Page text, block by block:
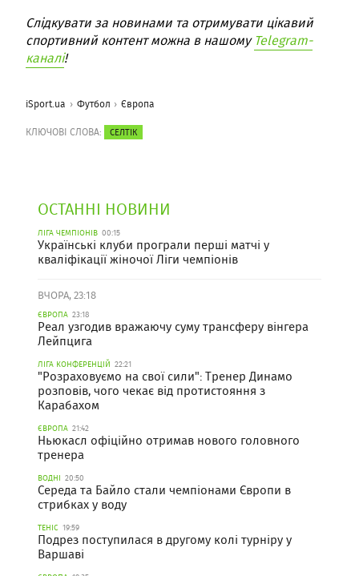
Слідкувати за новинами та отримувати цікавий
спортивний контент можна в нашомуTelegram-
каналі!
iSport.ua Футбол Європа
КЛЮЧОВІ СЛОВА: СЕЛТІК
ОСТАННІ НОВИНИ
ЛІГА ЧЕМПІОНІВ 00:15
Українські клуби програли перші матчі у
кваліфікації жіночої Ліги чемпіонів
ВЧОРА, 23:18
ЄВРОПА 23:18
Реал узгодив вражаючу суму трансферу вінгера
Лейпцига
ЛІГА КОНФЕРЕНЦІЙ 22:21
"Розраховуємо на свої сили": Тренер Динамо
розповів, чого чекає від протистояння з
Карабахом
ЄВРОПА 21:42
Ньюкасл офіційно отримав нового головного
тренера
ВОДНІ 20:50
Середа та Байло стали чемпіонами Європи в
стрибках у воду
ТЕНІС 19:59
Подрез поступилася в другому колі турніру у
Варшаві